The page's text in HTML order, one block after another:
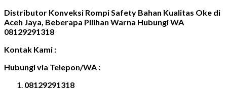
Distributor Konveksi Rompi Safety Bahan Kualitas Oke di
Aceh Jaya, Beberapa Pilihan Warna Hubungi WA
08129291318
Kontak Kami :
Hubungi via Telepon/WA :
08129291318